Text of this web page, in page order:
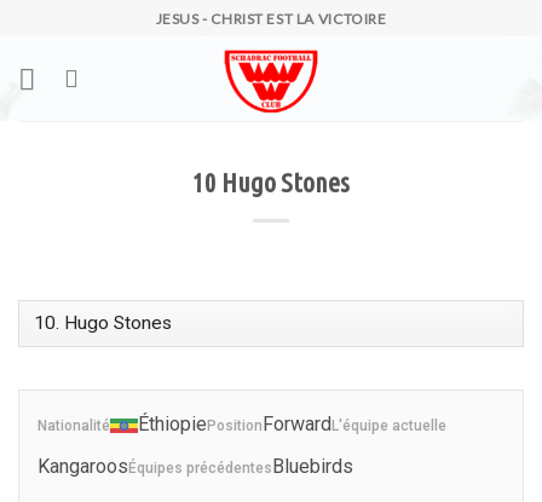
content
JESUS - CHRIST EST LA VICTOIRE
10 Hugo Stones
Nationalité Éthiopie PositionForward L'équipe actuelle
Kangaroos Équipes précédentesBluebirds